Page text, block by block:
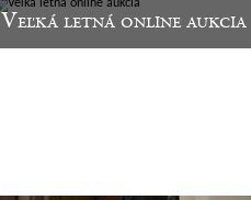
Veľká letná online aukcia